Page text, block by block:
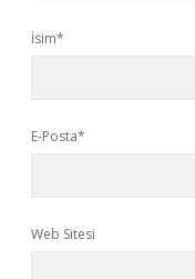
İsim*
E-Posta*
Web Sitesi